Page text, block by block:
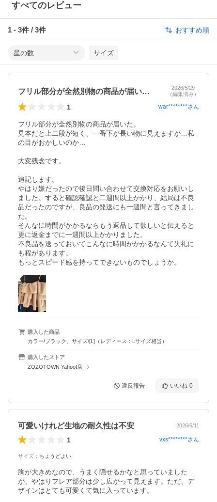
すべてのレビュー
1 - 3件 / 3件 おすすめ順
星の数 サイズ
フリル部分が全然別物の商品が届いた。見…
2026/5/29
（編集済み）
1 war********さん
フリル部分が全然別物の商品が届いた。
見本だと上二段が短く、一番下が長い物に見えますが…私
の目がおかしいのか…
大変残念です。
追記します。
やはり嫌だったので後日問い合わせて交換対応をお願いし
ました。すると確認確認と二週間以上かかり、結局は不良
品だったのですが、良品の発送にも一週間と言ってきまし
た。
そんなに時間がかかるならもう返品して欲しいと伝えると
更に返金までに一週間以上かかりました。
不良品を送っておいてこんなに時間がかかるなんて失礼に
も程があります。
もっとスピード感を持ってできないものでしょうか。
購入した商品
カラー/ブラック、サイズ/[L]（レディース：Lサイズ相当）
購入したストア
ZOZOTOWN Yahoo!店
違反報告 いいね 0
可愛いけれど生地の耐久性は不安 2026/6/11
1 vxs********さん
サイズ ： ちょうどよい
胸が大きめなので、うまく隠せるかなと思っていました
が、やはりフレア部分は少し広がって見えます。ただ、デ
ザインはとても可愛くて気に入っています。